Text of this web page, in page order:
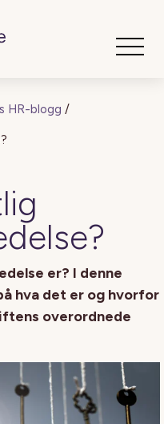
HR-blogg /
er? I denne
hva det er og hvorfor
overordnede